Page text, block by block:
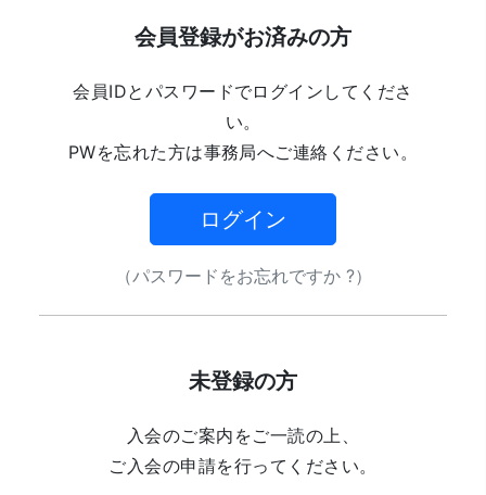
会員登録がお済みの方
会員IDとパスワードでログインしてくださ
い。
PWを忘れた方は事務局へご連絡ください。
ログイン
（パスワードをお忘れですか ?）
未登録の方
入会のご案内をご一読の上、
ご入会の申請を行ってください。